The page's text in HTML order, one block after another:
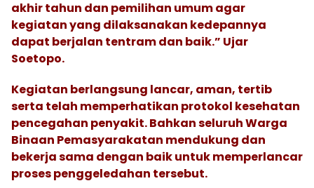
akhir tahun dan pemilihan umum agar
kegiatan yang dilaksanakan kedepannya
dapat berjalan tentram dan baik.” Ujar
Soetopo.
Kegiatan berlangsung lancar, aman, tertib
serta telah memperhatikan protokol kesehatan
pencegahan penyakit. Bahkan seluruh Warga
Binaan Pemasyarakatan mendukung dan
bekerja sama dengan baik untuk memperlancar
proses penggeledahan tersebut.